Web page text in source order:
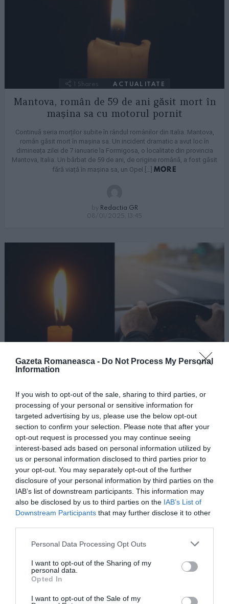
Gazeta Romaneasca - Do Not Process My Personal
Information
If you wish to opt-out of the sale, sharing to third parties, or
processing of your personal or sensitive information for
targeted advertising by us, please use the below opt-out
section to confirm your selection. Please note that after your
opt-out request is processed you may continue seeing
interest-based ads based on personal information utilized by
us or personal information disclosed to third parties prior to
your opt-out. You may separately opt-out of the further
disclosure of your personal information by third parties on the
IAB’s list of downstream participants. This information may
also be disclosed by us to third parties on the IAB’s List of
Downstream Participants that may further disclose it to other
Personal Data Processing Opt Outs
I want to opt-out of the Sharing of my
personal data.
Opted In
I want to opt-out of the Sale of my
1 Shares ACTUALITATE
Mantova, român de 59 de ani găsit mort în
mașina sa cu motorul pornit
Continuă seria morților subite în rândul românilor din Italia. Mantova,
român găsit mort în mașina sa. Un incident dramatic a avut loc în
dimineața zilei de 7 ianuarie la Formigosa, o localitate din provincia
Mantova, Italia. Un bărbat de 59 de ani, de origine română, a fost găsit
fără viață în mașina sa, un Opel […] MORE
by Redactia GR
08/01/2025, 13:45
4 Shares ACTUALITATE
ce conducea și a murit. Medicii nu l-au
putut salva
Tragedie la volan: român din Italia moare în urma unui infarct la volan.
Un bărbat în vârstă de 64 de ani, de origine română, rezident în
Mirabello Monferrato, și-a pierdut viața luni, 30 decembrie, după ce a
suferit un infarct în timp ce se afla la volanul mașinii sale. Incidentul s-a
petrecut în cursul după-amiezii, […]MORE
by
Redactia GR
30/12/2024, 19:37